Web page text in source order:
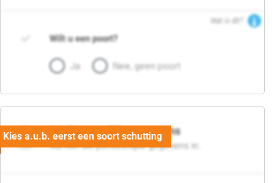
Wat is dit?
Wilt u een poort?
Ja Nee, geen poort
06. Persoonlijke gegevens
Vul hier uw persoonlijke gegevens in..